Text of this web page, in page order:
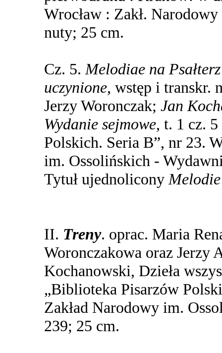
Wrocław : Zakł.
nuty; 25 cm.
Cz. 5.Melodiae na
uczynione, wstęp i transkr.
Jerzy Woronczak; Jan
Wydanie sejmowe, t. 1 cz.
Polskich. Seria B”, nr 23.
im. Ossolińskich -
Tytuł ujednolicony
II. Treny. oprac. Maria
Woronczakowa oraz Jerzy
Kochanowski, Dzieła
„Biblioteka Pisarzów
Zakład Narodowy im.
239; 25 cm.